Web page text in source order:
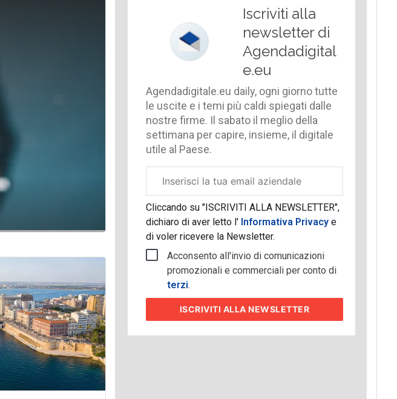
Iscriviti alla
newsletter di
Agendadigital
e.eu
Agendadigitale.eu daily, ogni giorno tutte
le uscite e i temi più caldi spiegati dalle
nostre firme. Il sabato il meglio della
settimana per capire, insieme, il digitale
utile al Paese.
aziendale
Cliccando su "ISCRIVITI ALLA NEWSLETTER",
dichiaro di aver letto l'Informativa Privacy e
di voler ricevere la Newsletter.
Acconsento all'invio di comunicazioni
promozionali e commerciali per conto di
terzi.
ISCRIVITI ALLA NEWSLETTER